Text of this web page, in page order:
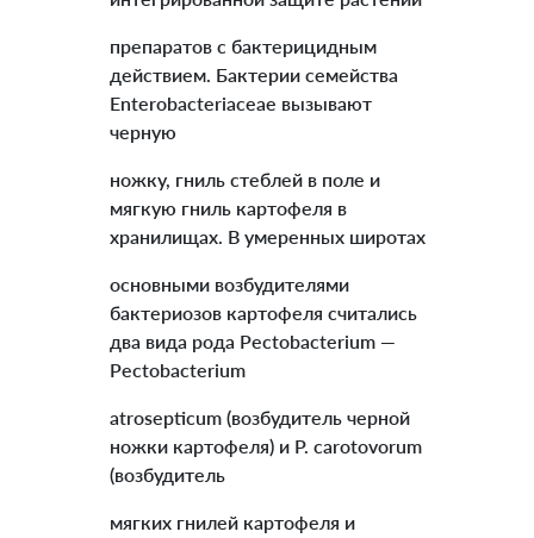
препаратов с бактерицидным
действием. Бактерии семейства
Enterobacteriaceae вызывают
черную
ножку, гниль стеблей в поле и
мягкую гниль картофеля в
хранилищах. В умеренных широтах
основными возбудителями
бактериозов картофеля считались
два вида рода Pectobacterium —
Pectobacterium
atrosepticum (возбудитель черной
ножки картофеля) и P. carotovorum
(возбудитель
мягких гнилей картофеля и